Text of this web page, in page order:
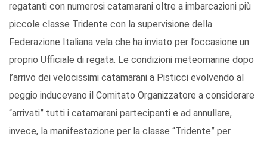
regatanti con numerosi catamarani oltre a imbarcazioni più
piccole classe Tridente con la supervisione della
Federazione Italiana vela che ha inviato per l’occasione un
proprio Ufficiale di regata. Le condizioni meteomarine dopo
l’arrivo dei velocissimi catamarani a Pisticci evolvendo al
peggio inducevano il Comitato Organizzatore a considerare
“arrivati” tutti i catamarani partecipanti e ad annullare,
invece, la manifestazione per la classe “Tridente” per